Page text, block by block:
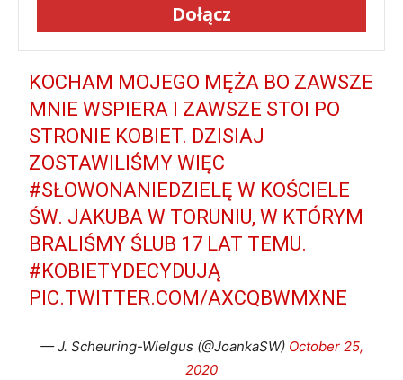
Dołącz
KOCHAM MOJEGO MĘŻA BO ZAWSZE
MNIE WSPIERA I ZAWSZE STOI PO
STRONIE KOBIET. DZISIAJ
ZOSTAWILIŚMY WIĘC
#SŁOWONANIEDZIELĘ W KOŚCIELE
ŚW. JAKUBA W TORUNIU, W KTÓRYM
BRALIŚMY ŚLUB 17 LAT TEMU.
#KOBIETYDECYDUJĄ
PIC.TWITTER.COM/AXCQBWMXNE
— J. Scheuring-Wielgus (@JoankaSW) October 25,
2020